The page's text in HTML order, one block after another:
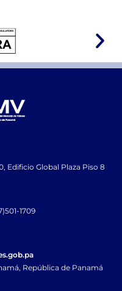
Edificio Global Plaza Piso 8
1709
República de Panamá​